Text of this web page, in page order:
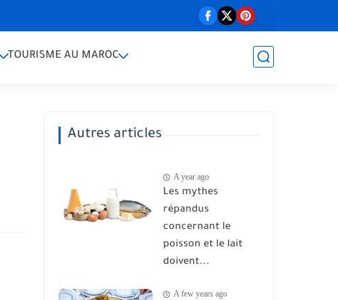
TOURISME AU MAROC
Autres articles
A year ago
Les mythes
répandus
concernant le
poisson et le lait
doivent...
A few years ago